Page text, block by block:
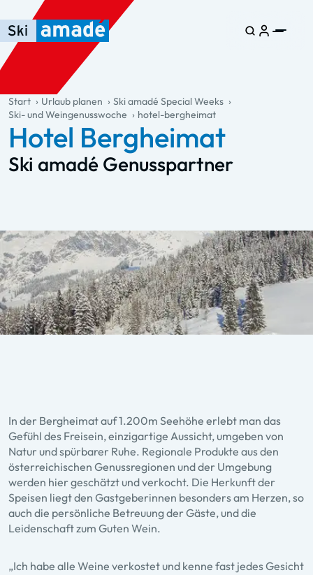
Zum Haupt-Inhalt springen
Springe zur Tabelle
Zur Haupt-Navigation springen
general.table-of-content
Start Urlaub planen
Ski amadé Special Weeks
Ski- und Weingenusswoche
hotel-bergheimat
Hotel Bergheimat
Ski amadé Genusspartner
In der Bergheimat auf 1.200m Seehöhe erlebt man das
Gefühl des Freisein, einzigartige Aussicht, umgeben von
Natur und spürbarer Ruhe. Regionale Produkte aus den
österreichischen Genussregionen und der Umgebung
werden hier geschätzt und verkocht. Die Herkunft der
Speisen liegt den Gastgeberinnen besonders am Herzen, so
auch die persönliche Betreuung der Gäste, und die
Leidenschaft zum Guten Wein.
„Ich habe alle Weine verkostet und kenne fast jedes Gesicht